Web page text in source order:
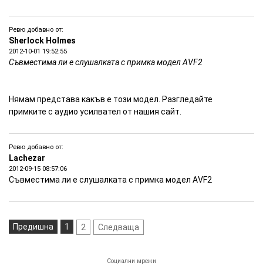
Ревю добавно от:
Sherlock Holmes
2012-10-01 19:52:55
Съвместима ли е слушалката с примка модел АVF2
Нямам представа какъв е този модел. Разгледайте
примките с аудио усилвател от нашия сайт.
Ревю добавно от:
Lachezar
2012-09-15 08:57:06
Съвместима ли е слушалката с примка модел АVF2
Предишна 1 2 Следваща
Социални мрежи